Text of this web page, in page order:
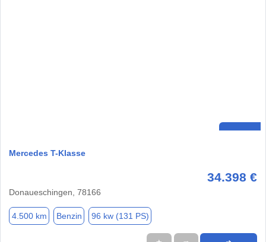
Mercedes T-Klasse
34.398 €
Donaueschingen, 78166
4.500 km Benzin 96 kw (131 PS)